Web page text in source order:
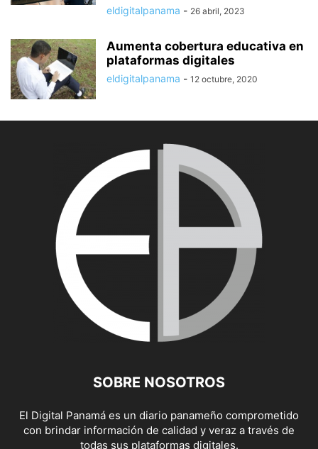
eldigitalpanama - 26 abril, 2023
Aumenta cobertura educativa en
plataformas digitales
eldigitalpanama - 12 octubre, 2020
SOBRE NOSOTROS
El Digital Panamá es un diario panameño comprometido
con brindar información de calidad y veraz a través de
todas sus plataformas digitales.